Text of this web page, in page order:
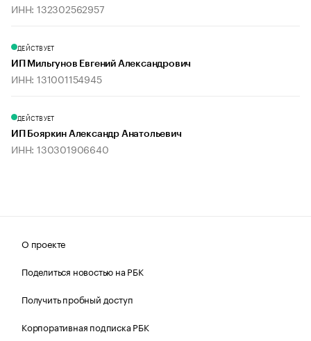
ИНН: 132302562957
ДЕЙСТВУЕТ
ИП Мильгунов Евгений Александрович
ИНН: 131001154945
ДЕЙСТВУЕТ
ИП Бояркин Александр Анатольевич
ИНН: 130301906640
О проекте
Поделиться новостью на РБК
Получить пробный доступ
Корпоративная подписка РБК